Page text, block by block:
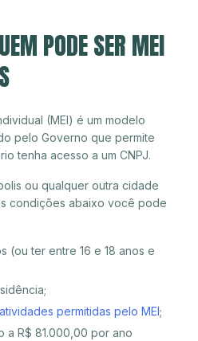
PODE SER MEI
(MEI) é um modelo
pelo Governo que permite
tenha acesso a um CNPJ.
ou qualquer outra cidade
condições abaixo você pode
(ou ter entre 16 e 18 anos e
permitidas pelo MEI;
a R$ 81.000,00 por ano